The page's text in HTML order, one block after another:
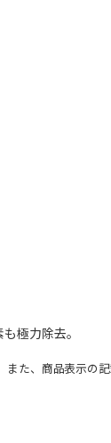
極力除去｡
た、商品表示の